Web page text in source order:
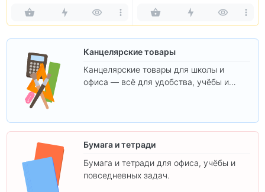
Канцелярские товары
Канцелярские товары для школы и
офиса — всё для удобства, учёбы и
Бумага и тетради
Бумага и тетради для офиса, учёбы и
повседневных задач.